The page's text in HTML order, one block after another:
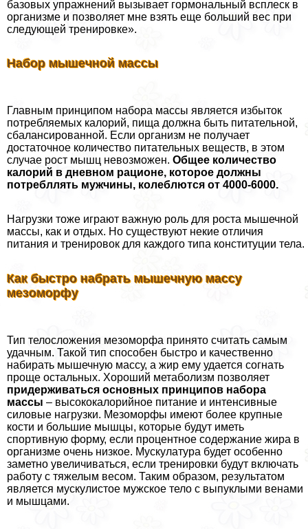
базовых упражнений вызывает гормональный всплеск в
организме и позволяет мне взять еще больший вес при
следующей тренировке».
Набор мышечной массы
Главным принципом набора массы является избыток
потрeбляемых калорий, пища должна быть питательной,
сбалансированной. Если организм не получает
достаточное количество питательных веществ, в этом
случае рост мышц невозможен. Общее количество
калорий в дневном рационе, которое должны
потрeбллять мужчины, колeблются от 4000-6000.
Нагрузки тоже играют важную роль для роста мышечной
массы, как и отдых. Но существуют некие отличия
питания и тренировок для каждого типа конституции тела.
Как быстро набрать мышечную массу
мезоморфу
Тип телосложения мезоморфа принято считать самым
удачным. Такой тип способен быстро и качественно
набирать мышечную массу, а жир ему удается согнать
проще остальных. Хороший метаболизм позволяет
придерживаться основных принципов набора
массы – высококалорийное питание и интенсивные
силовые нагрузки. Мезоморфы имеют более крупные
кости и большие мышцы, которые будут иметь
спортивную форму, если процентное содержание жира в
организме очень низкое. Мускулатура будет особенно
заметно увеличиваться, если тренировки будут включать
работу с тяжелым весом. Таким образом, результатом
является мускулистое мужское тело с выпуклыми венами
и мышцами.